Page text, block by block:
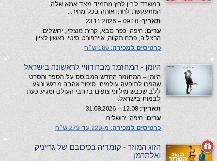
במשרד לבין לחץ מתמיד מצד אמא שלה,
המתעקשת לחתן אותה בכל מחיר...
תאריך:
ערים: חיפה, כפר סבא, קרית מוצקין, ירושלים,
הרצליה, פתח תקווה, איירפורט סיטי, ראשון לציון
כרטיסים למכירה:
היומן - המחזמר מברודוויי לראשונה בישראל
היומן – המחזמר החדש המבוסס על הספר והסרט
שהפכו לתופעה עולמית. סיפור אהבה מרגש ונוגע
ללב שכבש מיליוני צופים ברחבי העולם ומגיע כעת
לבמות בישראל.
תאריך:
ערים: חיפה, ירושלים
כרטיסים למכירה: מ-229 עד 279 ש״ח
הזוג המוזר - קומדיה בכיכובם של גרייניק
ואלתרמן